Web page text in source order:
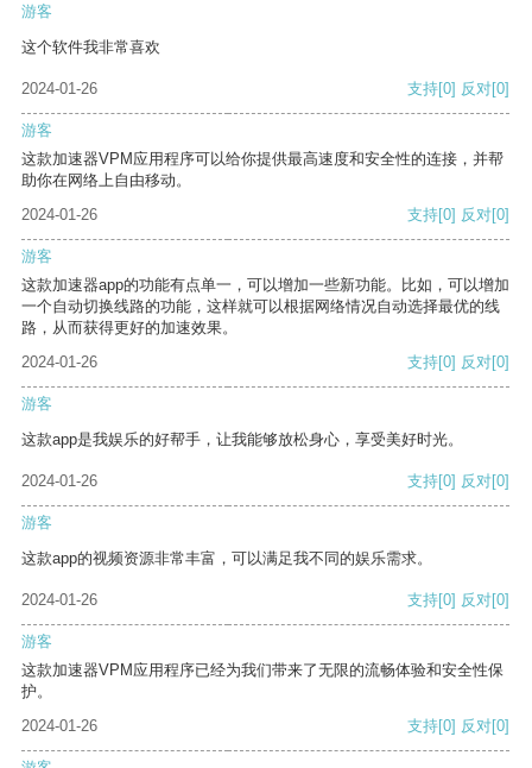
游客
这个软件我非常喜欢
2024-01-26 支持[0] 反对[0]
游客
这款加速器VPM应用程序可以给你提供最高速度和安全性的连接，并帮
助你在网络上自由移动。
2024-01-26
支持[0] 反对[0]
游客
这款加速器app的功能有点单一，可以增加一些新功能。比如，可以增加
一个自动切换线路的功能，这样就可以根据网络情况自动选择最优的线
路，从而获得更好的加速效果。
2024-01-26
支持[0] 反对[0]
游客
这款app是我娱乐的好帮手，让我能够放松身心，享受美好时光。
2024-01-26 支持[0] 反对[0]
游客
这款app的视频资源非常丰富，可以满足我不同的娱乐需求。
2024-01-26 支持[0] 反对[0]
游客
这款加速器VPM应用程序已经为我们带来了无限的流畅体验和安全性保
护。
2024-01-26
支持[0] 反对[0]